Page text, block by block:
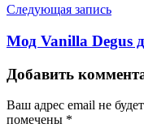
Следующая запись
Мод Vanilla Degus
Добавить
Ваш адрес email не
помечены *